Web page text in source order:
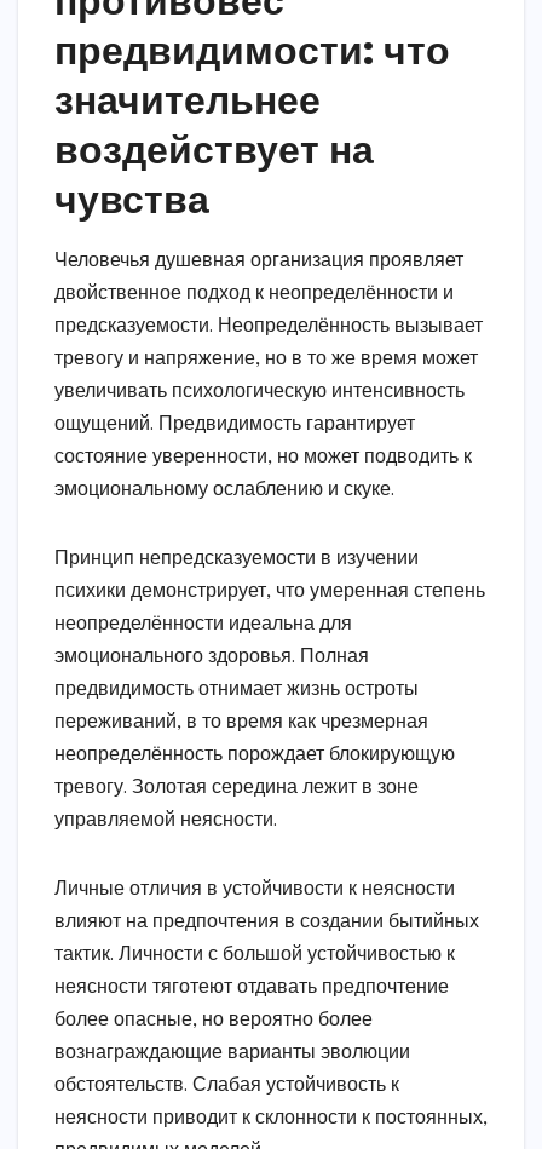
предвидимости: что
значительнее
воздействует на
чувства
Человечья душевная организация проявляет
двойственное подход к неопределённости и
предсказуемости. Неопределённость вызывает
тревогу и напряжение, но в то же время может
увеличивать психологическую интенсивность
ощущений. Предвидимость гарантирует
состояние уверенности, но может подводить к
эмоциональному ослаблению и скуке.
Принцип непредсказуемости в изучении
психики демонстрирует, что умеренная степень
неопределённости идеальна для
эмоционального здоровья. Полная
предвидимость отнимает жизнь остроты
переживаний, в то время как чрезмерная
неопределённость порождает блокирующую
тревогу. Золотая середина лежит в зоне
управляемой неясности.
Личные отличия в устойчивости к неясности
влияют на предпочтения в создании бытийных
тактик. Личности с большой устойчивостью к
неясности тяготеют отдавать предпочтение
более опасные, но вероятно более
вознаграждающие варианты эволюции
обстоятельств. Слабая устойчивость к
неясности приводит к склонности к постоянных,